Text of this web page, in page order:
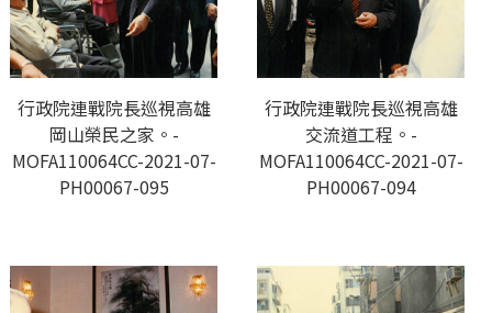
行政院連戰院長巡視高雄
岡山榮民之家。-
MOFA110064CC-2021-07-
PH00067-095
行政院連戰院長巡視高雄
交流道工程。-
MOFA110064CC-2021-07-
PH00067-094